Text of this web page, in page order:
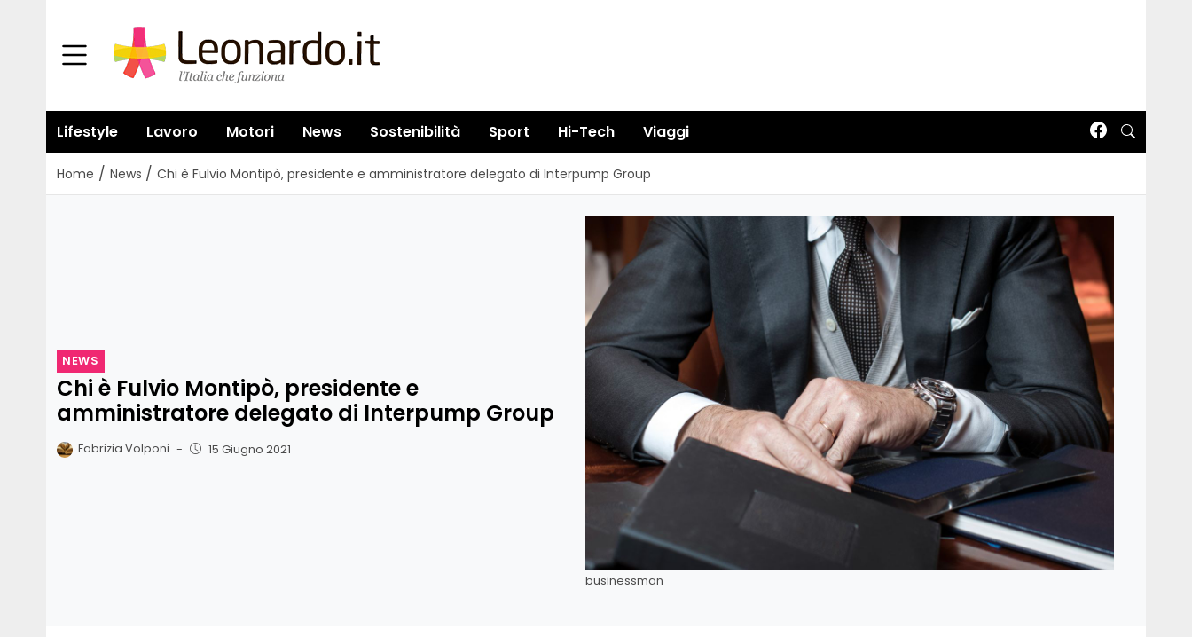
Lifestyle Lavoro Motori News Sostenibilità Sport Hi-Tech Viaggi
Home / News / Chi è Fulvio Montipò, presidente e amministratore delegato di Interpump Group
NEWS
Chi è Fulvio Montipò, presidente e
amministratore delegato di Interpump Group
Fabrizia Volponi - 15 Giugno 2021
businessman